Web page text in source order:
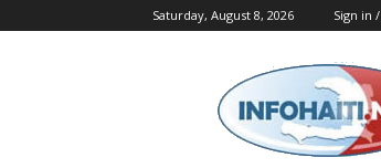
Saturday, August 8, 2026 Sign in